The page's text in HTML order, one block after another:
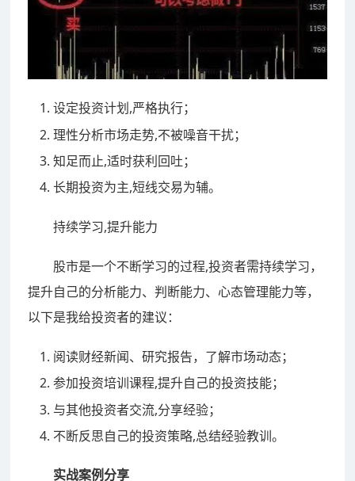
设定投资计划,严格执行；
理性分析市场走势,不被噪音干扰；
知足而止,适时获利回吐；
长期投资为主,短线交易为辅。
持续学习,提升能力
股市是一个不断学习的过程,投资者需持续学习，
提升自己的分析能力、判断能力、心态管理能力等，
以下是我给投资者的建议：
阅读财经新闻、研究报告，了解市场动态；
参加投资培训课程,提升自己的投资技能；
与其他投资者交流,分享经验；
不断反思自己的投资策略,总结经验教训。
实战案例分享